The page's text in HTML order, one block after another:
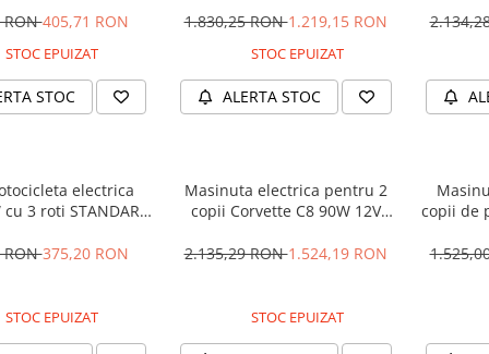
RON405,71 RON
STOC EPUIZAT
STOC
1.830,25 RON1.219,15 RON
STOC EPUIZAT
ALERTA STOC
electrica
cu 3 roti STANDARD
RON375,20 RON
STOC EPUIZAT
Masinuta electrica pentru 2
copii Corvette C8 90W 12V
2.135,29 RON1.524,19 RON
STOC EPUIZAT
copii de
90W,